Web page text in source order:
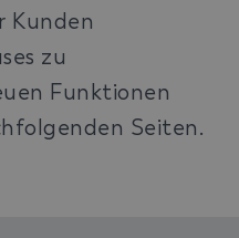
Kunden
zu
Funktionen
Seiten.